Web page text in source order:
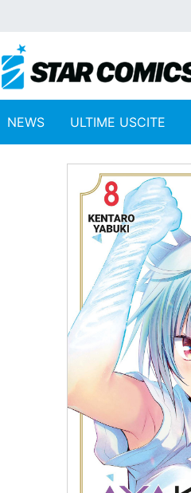
NEWS ULTIME USCITE